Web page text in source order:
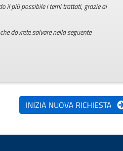
il più possibile i temi trattati, grazie ai
dovrete salvare nella seguente